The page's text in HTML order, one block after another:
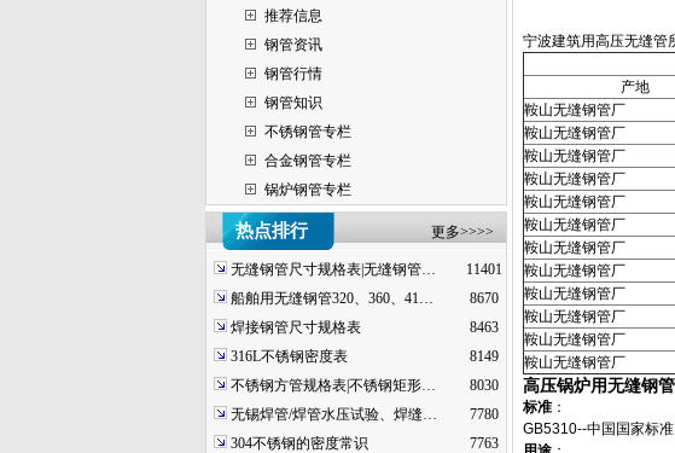
推荐信息
钢管资讯
钢管行情
钢管知识
不锈钢管专栏
合金钢管专栏
锅炉钢管专栏
热点排行 更多>>>>
无缝钢管尺寸规格表|无缝钢管…
11401
船舶用无缝钢管320、360、41…
8670
焊接钢管尺寸规格表
8463
316L不锈钢密度表
8149
不锈钢方管规格表|不锈钢矩形…
8030
无锡焊管/焊管水压试验、焊缝…
7780
304不锈钢的密度常识
7763
宁波建筑用高压无缝管
产地
鞍山无缝钢管厂
鞍山无缝钢管厂
鞍山无缝钢管厂
鞍山无缝钢管厂
鞍山无缝钢管厂
鞍山无缝钢管厂
鞍山无缝钢管厂
鞍山无缝钢管厂
鞍山无缝钢管厂
鞍山无缝钢管厂
鞍山无缝钢管厂
鞍山无缝钢管厂
高压锅炉用无缝钢管
标准：
GB5310--中国国家标准